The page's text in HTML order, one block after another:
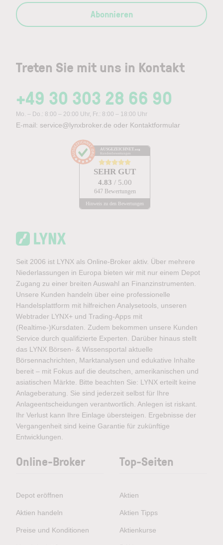
Treten Sie mit uns in Kontakt
+49 30 303 28 66 90
Mo. – Do.: 8:00 – 20:00 Uhr, Fr.: 8:00 – 18:00 Uhr
E-mail: service@lynxbroker.de oder Kontaktformular
AUSGEZEICHNET .org
Kundenbewertungen
SEHR GUT
4.83 / 5.00
647 Bewertungen
Hinweis zu den Bewertungen
Abonnieren
Seit 2006 ist LYNX als Online-Broker aktiv. Über mehrere
Niederlassungen in Europa bieten wir mit nur einem Depot
Zugang zu einer breiten Auswahl an Finanzinstrumenten.
Unsere Kunden handeln über eine professionelle
Handelsplattform mit hilfreichen Analysetools, unseren
Webtrader LYNX+ und Trading-Apps mit
(Realtime-)Kursdaten. Zudem bekommen unsere Kunden
Service durch qualifizierte Experten. Darüber hinaus stellt
das LYNX Börsen- & Wissensportal aktuelle
Börsennachrichten, Marktanalysen und edukative Inhalte
bereit – mit Fokus auf die deutschen, amerikanischen und
asiatischen Märkte. Bitte beachten Sie: LYNX erteilt keine
Anlageberatung. Sie sind jederzeit selbst für Ihre
Anlageentscheidungen verantwortlich. Anlegen ist riskant.
Ihr Verlust kann Ihre Einlage übersteigen. Ergebnisse der
Vergangenheit sind keine Garantie für zukünftige
Entwicklungen.
Online-Broker
Depot eröffnen
Aktien handeln
Preise und Konditionen
Top-Seiten
Aktien
Aktien Tipps
Aktienkurse